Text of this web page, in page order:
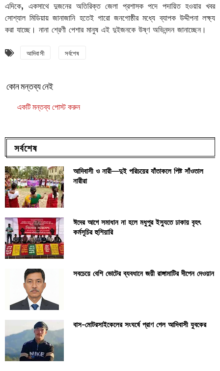
এদিকে, একসাথে দুজনের অতিরিক্ত জেলা প্রশাসক পদে পদায়িত হওয়ার খবর
সোশ্যাল মিডিয়ায় জানাজানি হতেই গারো জনগোষ্ঠীর মধ্যে ব্যাপক উদ্দীপনা লক্ষ্য
করা যাচ্ছে। নানা শ্রেণী পেশার মানুষ এই দুইজনকে উষ্ণ অভিনন্দন জানাচ্ছেন।
আদিবাসী সর্বশেষ
কোন মন্তব্য নেই
একটি মন্তব্য পোস্ট করুন
সর্বশেষ
আদিবাসী ও নারী—দুই পরিচয়ের যাঁতাকলে পিষ্ট সাঁওতাল
নারীরা
ঈদের আগে সমাধান না হলে মধুপুর ইস্যুতে ঢাকায় বৃহৎ
কর্মসূচির হুশিয়ারি
সবচেয়ে বেশি ভোটের ব্যবধানে জয়ী রাঙ্গামাটির দীপেন দেওয়ান
বাস-মোটরসাইকেলের সংঘর্ষে প্রাণ গেল আদিবাসী যুবকের